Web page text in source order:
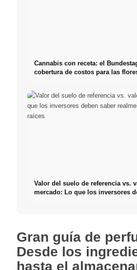
Cannabis con receta: el
cobertura de costos para las
Valor del suelo de referencia vs.
mercado: Lo que los inversores
Gran guía de
Desde los
hasta el